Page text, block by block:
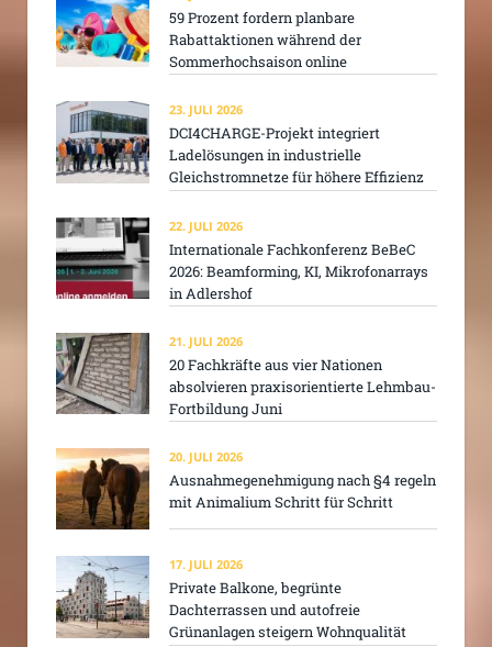
59 Prozent fordern planbare
Rabattaktionen während der
Sommerhochsaison online
23. JULI 2026
DCI4CHARGE-Projekt integriert
Ladelösungen in industrielle
Gleichstromnetze für höhere Effizienz
22. JULI 2026
Internationale Fachkonferenz BeBeC
2026: Beamforming, KI, Mikrofonarrays
in Adlershof
21. JULI 2026
20 Fachkräfte aus vier Nationen
absolvieren praxisorientierte Lehmbau-
Fortbildung Juni
20. JULI 2026
Ausnahmegenehmigung nach §4 regeln
mit Animalium Schritt für Schritt
17. JULI 2026
Private Balkone, begrünte
Dachterrassen und autofreie
Grünanlagen steigern Wohnqualität